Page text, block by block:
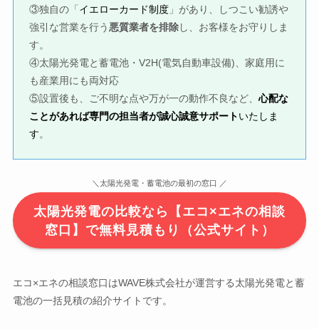
③独自の「 イエローカード制度 」があり、しつこい勧誘や
強引な営業を行う 悪質業者を排除し、お客様をお守りしま
す。
④太陽光発電と蓄電池・V2H(電気自動車設備)、家庭用に
も産業用にも両対応
⑤設置後も、ご不明な点や万が一の動作不良など、心配な
ことがあれば専門の担当者が誠心誠意サポートいたしま
す。
＼太陽光発電・蓄電池の最初の窓口 ／
太陽光発電の比較なら【エコ×エネの相談
窓口】で無料見積もり（公式サイト）
エコ×エネの相談窓口はWAVE株式会社が運営する太陽光発電と蓄
電池の一括見積の紹介サイトです。